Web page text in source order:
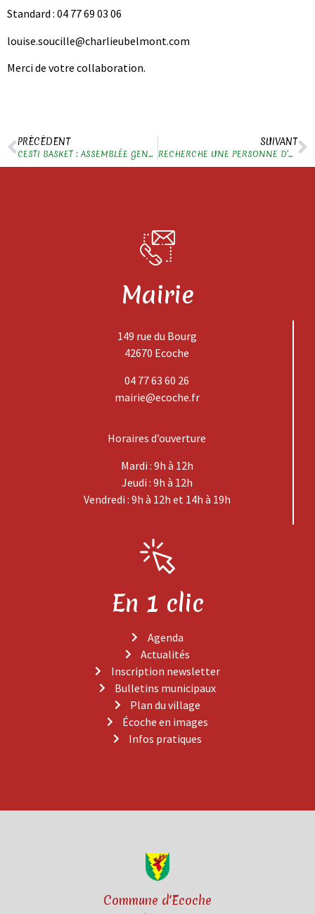
Standard : 04 77 69 03 06
louise.soucille@charlieubelmont.com
Merci de votre collaboration.
PRÉCÉDENT
CESTI BASKET : ASSEMBLÉE GENERALE ET VENTE DE PIZZAS
SUIVANT
RECHERCHE UNE PERSONNE D’ECOCHE POUR UN TRAJET A VILLEURBANNE
Mairie
149 rue du Bourg
42670 Ecoche
04 77 63 60 26
mairie@ecoche.fr
Horaires d’ouverture
Mardi : 9h à 12h
Jeudi : 9h à 12h
Vendredi : 9h à 12h et 14h à 19h
En 1 clic
Agenda
Actualités
Inscription newsletter
Bulletins municipaux
Plan du village
Écoche en images
Infos pratiques
Commune d'Ecoche